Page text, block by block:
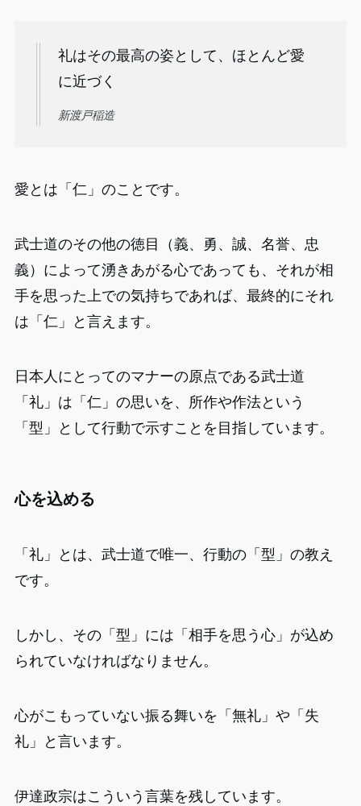
礼はその最高の姿として、ほとんど愛
に近づく
新渡戸稲造
愛とは「仁」のことです。
武士道のその他の徳目（義、勇、誠、名誉、忠
義）によって湧きあがる心であっても、それが相
手を思った上での気持ちであれば、最終的にそれ
は「仁」と言えます。
日本人にとってのマナーの原点である武士道
「礼」は「仁」の思いを、所作や作法という
「型」として行動で示すことを目指しています。
心を込める
「礼」とは、武士道で唯一、行動の「型」の教え
です。
しかし、その「型」には「相手を思う心」が込め
られていなければなりません。
心がこもっていない振る舞いを「無礼」や「失
礼」と言います。
伊達政宗はこういう言葉を残しています。